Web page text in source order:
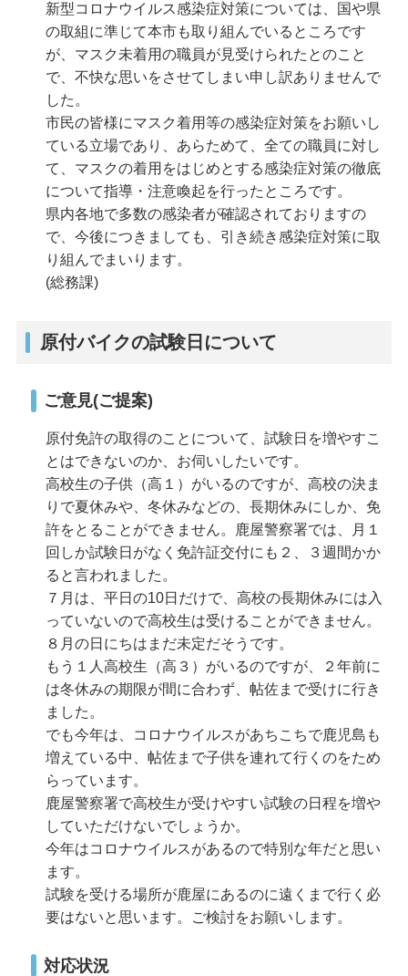
新型コロナウイルス感染症対策については、国や県
の取組に準じて本市も取り組んでいるところです
が、マスク未着用の職員が見受けられたとのこと
で、不快な思いをさせてしまい申し訳ありませんで
した。
市民の皆様にマスク着用等の感染症対策をお願いし
ている立場であり、あらためて、全ての職員に対し
て、マスクの着用をはじめとする感染症対策の徹底
について指導・注意喚起を行ったところです。
県内各地で多数の感染者が確認されておりますの
で、今後につきましても、引き続き感染症対策に取
り組んでまいります。
(総務課)
原付バイクの試験日について
ご意見(ご提案)
原付免許の取得のことについて、試験日を増やすこ
とはできないのか、お伺いしたいです。
高校生の子供（高１）がいるのですが、高校の決ま
りで夏休みや、冬休みなどの、長期休みにしか、免
許をとることができません。鹿屋警察署では、月１
回しか試験日がなく免許証交付にも２、３週間かか
ると言われました。
７月は、平日の10日だけで、高校の長期休みには入
っていないので高校生は受けることができません。
８月の日にちはまだ未定だそうです。
もう１人高校生（高３）がいるのですが、２年前に
は冬休みの期限が間に合わず、帖佐まで受けに行き
ました。
でも今年は、コロナウイルスがあちこちで鹿児島も
増えている中、帖佐まで子供を連れて行くのをため
らっています。
鹿屋警察署で高校生が受けやすい試験の日程を増や
していただけないでしょうか。
今年はコロナウイルスがあるので特別な年だと思い
ます。
試験を受ける場所が鹿屋にあるのに遠くまで行く必
要はないと思います。ご検討をお願いします。
対応状況